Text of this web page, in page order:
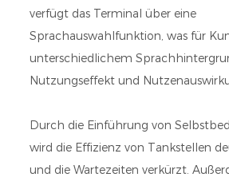
verfügt das Terminal über eine
Sprachauswahlfunktion, was für
unterschiedlichem
Nutzungseffekt und
Durch die Einführung von
wird die Effizienz von Tankstellen
und die Wartezeiten verkürzt.